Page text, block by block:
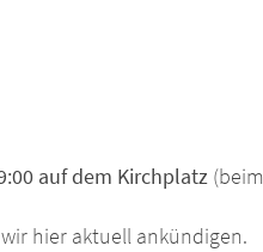
auf dem Kirchplatz (beim
hier aktuell ankündigen.